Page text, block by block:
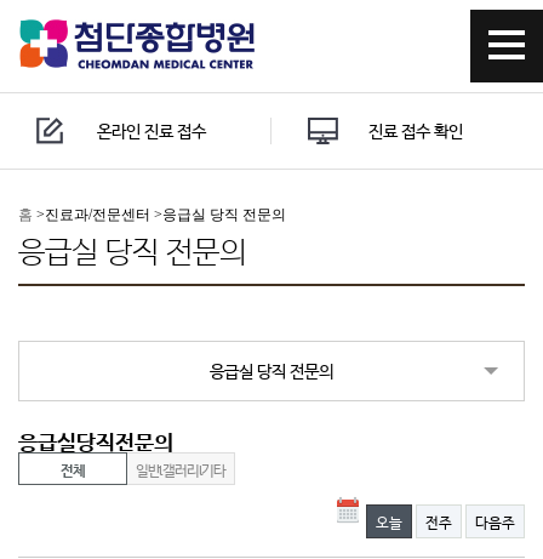
온라인 진료 접수 진료 접수 확인
홈 >진료과/전문센터 >응급실 당직 전문의
응급실 당직 전문의
응급실 당직 전문의
응급실당직전문의
전체 일반l갤러리l기타
오늘 전주 다음주